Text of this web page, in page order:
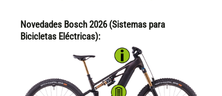
Novedades Bosch 2026 (Sistemas para
Bicicletas Eléctricas):